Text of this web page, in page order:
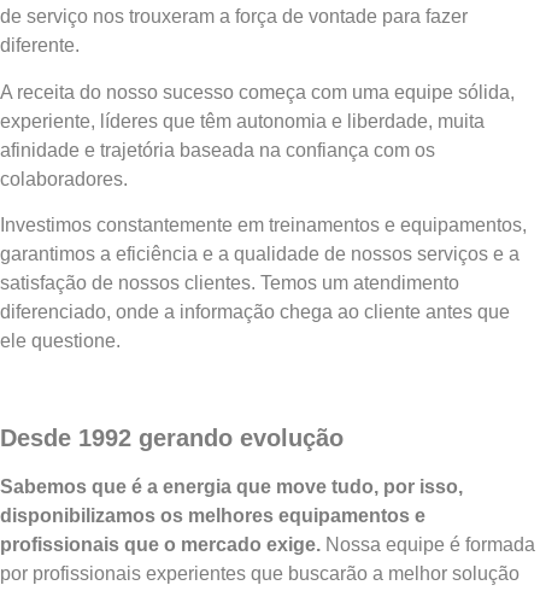
de serviço nos trouxeram a força de vontade para fazer
diferente.
A receita do nosso sucesso começa com uma equipe sólida,
experiente, líderes que têm autonomia e liberdade, muita
afinidade e trajetória baseada na confiança com os
colaboradores.
Investimos constantemente em treinamentos e equipamentos,
garantimos a eficiência e a qualidade de nossos serviços e a
satisfação de nossos clientes. Temos um atendimento
diferenciado, onde a informação chega ao cliente antes que
ele questione.
Desde 1992 gerando evolução
Sabemos que é a energia que move tudo, por isso,
disponibilizamos os melhores equipamentos e
profissionais que o mercado exige. Nossa equipe é formada
por profissionais experientes que buscarão a melhor solução